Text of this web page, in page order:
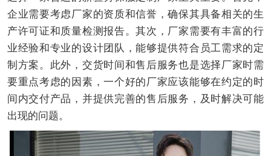
企业需要考虑厂家的资质和信誉，确保其具备相关的生
产许可证和质量检测报告。其次，厂家需要有丰富的行
业经验和专业的设计团队，能够提供符合员工需求的定
制方案。此外，交货时间和售后服务也是选择厂家时需
要重点考虑的因素，一个好的厂家应该能够在约定的时
间内交付产品，并提供完善的售后服务，及时解决可能
出现的问题。